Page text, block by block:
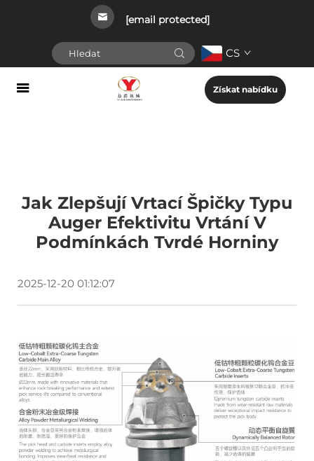
[email protected]
CS
Získat nabídku
Jak Zlepšují Vrtací Špičky Typu
Auger Efektivitu Vrtání V
Podmínkách Tvrdé Horniny
2025-12-20 01:12:07